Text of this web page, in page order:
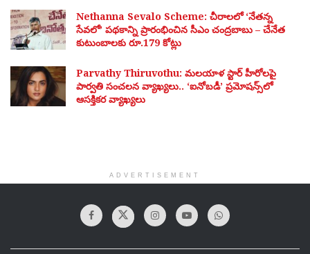
Nethanna Sevalo Scheme: చీరాలలో ‘నేతన్న
సేవలో’ పథకాన్ని ప్రారంభించిన సీఎం చంద్రబాబు – చేనేత
కుటుంబాలకు రూ.179 కోట్లు
Parvathy Thiruvothu: మలయాళ స్టార్ హీరోలపై
పార్వతి సంచలన వ్యాఖ్యలు.. ‘ఐనోబడీ’ ప్రమోషన్స్‌లో
ఆసక్తికర వ్యాఖ్యలు
ADVERTISEMENT